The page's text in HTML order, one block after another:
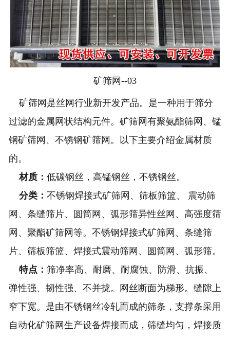
矿筛网--03
矿筛网是丝网行业新开发产品。是一种用于筛分
过滤的金属网状结构元件。矿筛网有聚氨酯筛网、锰
钢矿筛网、不锈钢矿筛网。以下主要介绍金属材质
的。
材质： 低碳钢丝，高锰钢丝，不锈钢丝。
分类： 不锈钢焊接式矿筛网、筛板筛篮、 震动筛
网、条缝筛片、圆筒网、弧形筛异性丝网、高强度筛
网、聚酯矿筛网等。不锈钢焊接式矿筛网、条缝筛
片、筛板筛篮、焊接式震动筛网、圆筒网、弧形筛。
特点： 筛净率高、耐磨、耐腐蚀、防滑、抗振、
弹性强、韧性强、不并拢。网丝断面为梯形。缝隙上
窄下宽。是由不锈钢丝冷轧而成的筛条，支撑条采用
自动化矿筛网生产设备焊接而成，筛缝均匀，焊接质